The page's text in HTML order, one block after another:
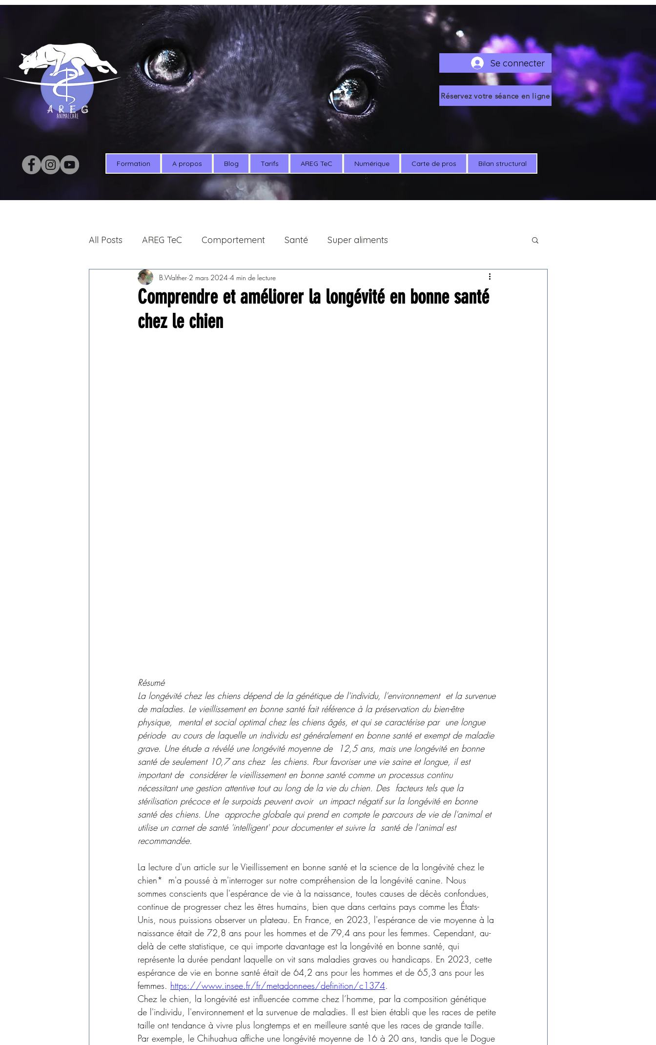
Se connecter
Formation A propos Blog Tarifs AREG TeC Numérique Carte de pros Bilan structural
Réservez votre séance en ligne
All Posts AREG TeC Comportement Santé Super aliments
Comprendre et améliorer la longévité en bonne santé
chez le chien
B.Walther 2 mars 2024 4 min de lecture
Résumé
La longévité chez les chiens dépend de la génétique de l'individu, l'environnement  et la survenue
de maladies. Le vieillissement en bonne santé fait référence à la préservation du bien-être
physique,  mental et social optimal chez les chiens âgés, et qui se caractérise par  une longue
période  au cours de laquelle un individu est généralement en bonne santé et exempt de maladie
grave. Une étude a révélé une longévité moyenne de  12,5 ans, mais une longévité en bonne
santé de seulement 10,7 ans chez  les chiens. Pour favoriser une vie saine et longue, il est
important de  considérer le vieillissement en bonne santé comme un processus continu
nécessitant une gestion attentive tout au long de la vie du chien. Des  facteurs tels que la
stérilisation précoce et le surpoids peuvent avoir  un impact négatif sur la longévité en bonne
santé des chiens. Une  approche globale qui prend en compte le parcours de vie de l'animal et
utilise un carnet de santé 'intelligent' pour documenter et suivre la  santé de l'animal est
recommandée.
La lecture d'un article sur le Vieillissement en bonne santé et la science de la longévité chez le
chien*  m'a poussé à m'interroger sur notre compréhension de la longévité canine. Nous
sommes conscients que l'espérance de vie à la naissance, toutes causes de décès confondues,
continue de progresser chez les êtres humains, bien que dans certains pays comme les États-
Unis, nous puissions observer un plateau. En France, en 2023, l'espérance de vie moyenne à la
naissance était de 72,8 ans pour les hommes et de 79,4 ans pour les femmes. Cependant, au-
delà de cette statistique, ce qui importe davantage est la longévité en bonne santé, qui
représente la durée pendant laquelle on vit sans maladies graves ou handicaps. En 2023, cette
espérance de vie en bonne santé était de 64,2 ans pour les hommes et de 65,3 ans pour les
femmes. https://www.insee.fr/fr/metadonnees/definition/c1374.
Chez le chien, la longévité est influencée comme chez l’homme, par la composition génétique
de l'individu, l'environnement et la survenue de maladies. Il est bien établi que les races de petite
taille ont tendance à vivre plus longtemps et en meilleure santé que les races de grande taille.
Par exemple, le Chihuahua affiche une longévité moyenne de 16 à 20 ans, tandis que le Dogue